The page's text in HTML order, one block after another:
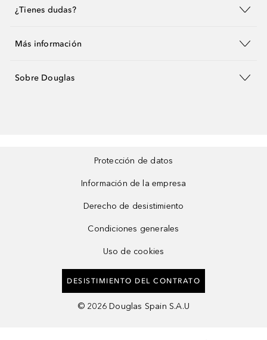
¿Tienes dudas?
Más información
Sobre Douglas
Protección de datos
Información de la empresa
Derecho de desistimiento
Condiciones generales
Uso de cookies
DESISTIMIENTO DEL CONTRATO
© 2026 Douglas Spain S.A.U